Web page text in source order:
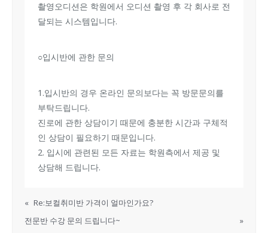
촬영오디션은 학원에서 오디션 촬영 후 각 회사로 전
달되는 시스템입니다.
○입시반에 관한 문의
1.입시반의 경우 온라인 문의보다는 꼭 방문문의를
부탁드립니다.
진로에 관한 상담이기 때문에 충분한 시간과 구체적
인 상담이 필요하기 때문입니다.
2. 입시에 관련된 모든 자료는 학원측에서 제공 및
상담해 드립니다.
« Re:보컬취미반 가격이 얼마인가요?
전문반 수강 문의 드립니다~
»